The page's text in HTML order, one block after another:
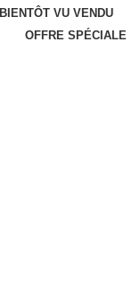
BIENTÔT VU VENDU
OFFRE SPÉCIALE